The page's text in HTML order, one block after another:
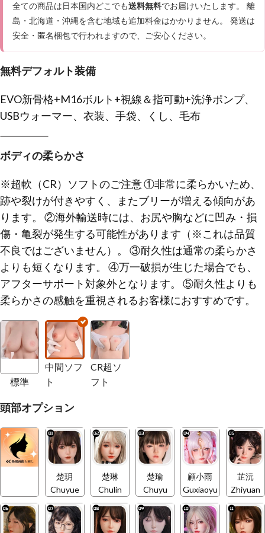
全ての商品は日本国内どこでも送料無料でお届けいたします。 離
島・北海道・沖縄を含む地域も追加料金はかかりません。 発送は
安全・匿名梱包で行われますので、ご安心ください。
無料デフォルト装備
EVO新骨格+M16ボルト+視線＆指可動+洗浄ポンプ、
USBウォーマー、衣装、手袋、くし、毛布
ボディの柔らかさ
※超軟（CR）ソフトのご注意 ①非常に柔らかいため、
跡や裂けが付きやすく、またブリーが増える傾向があ
ります。 ②海外輸送時には、お尻や胸などに凹み・損
傷・亀裂が発生する可能性があります（※これは品質
不良ではございません）。 ③耐久性は通常の柔らかさ
よりも短くなります。 ④万一破損が生じた場合でも、
アフターサポート対象外となります。 ⑤耐久性よりも
柔らかさの感触を重視されるお客様におすすめです。
標準
中間ソフ
ト
CR超ソ
フト
頭部オプション
楚玥
Chuyue
楚琳
Chulin
楚瑜
Chuyu
顧小雨
Guxiaoyu
芷沅
Zhiyuan